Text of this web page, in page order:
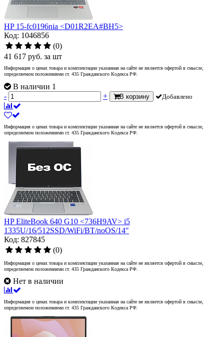
HP 15-fc0196nia <D01R2EA#BH5>
Код: 1046856
(0)
41 617 руб. за шт
Информация о ценах товара и комплектации указанная на сайте не является офертой в смысле,
определяемом положениями ст. 435 Гражданского Кодекса РФ.
В наличии 1
-
+ В корзину Добавлено
Информация о ценах товара и комплектации указанная на сайте не является офертой в смысле,
определяемом положениями ст. 435 Гражданского Кодекса РФ.
HP EliteBook 640 G10 <736H9AV> i5
1335U/16/512SSD/WiFi/BT/noOS/14"
Код: 827845
(0)
Информация о ценах товара и комплектации указанная на сайте не является офертой в смысле,
определяемом положениями ст. 435 Гражданского Кодекса РФ.
Нет в наличии
Информация о ценах товара и комплектации указанная на сайте не является офертой в смысле,
определяемом положениями ст. 435 Гражданского Кодекса РФ.